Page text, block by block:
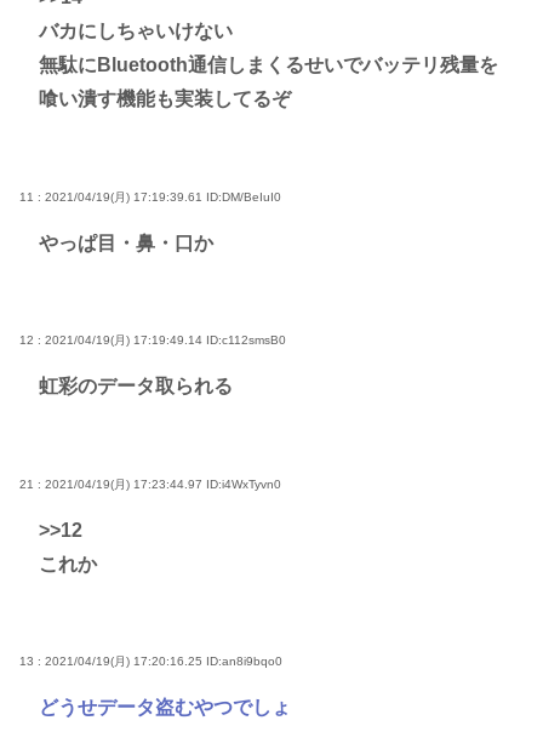
バカにしちゃいけない
無駄にBluetooth通信しまくるせいでバッテリ残量を
喰い潰す機能も実装してるぞ
11 : 2021/04/19(月) 17:19:39.61 ID:DM/BeIuI0
やっぱ目・鼻・口か
12 : 2021/04/19(月) 17:19:49.14 ID:c112smsB0
虹彩のデータ取られる
21 : 2021/04/19(月) 17:23:44.97 ID:i4WxTyvn0
>>12
これか
13 : 2021/04/19(月) 17:20:16.25 ID:an8i9bqo0
どうせデータ盗むやつでしょ